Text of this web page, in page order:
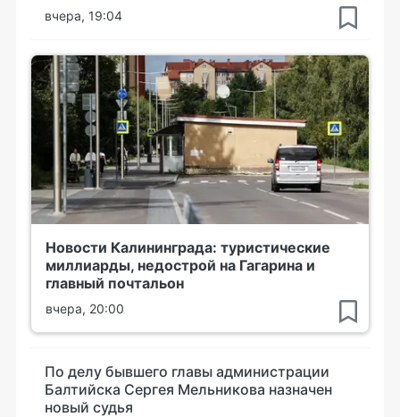
вчера, 19:04
Новости Калининграда: туристические
миллиарды, недострой на Гагарина и
главный почтальон
вчера, 20:00
По делу бывшего главы администрации
Балтийска Сергея Мельникова назначен
новый судья